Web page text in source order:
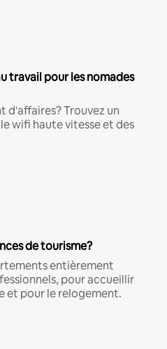
travail pour les nomades
d'affaires? Trouvez un
wifi haute vitesse et des
de tourisme?
entièrement
pour accueillir
et pour le relogement.